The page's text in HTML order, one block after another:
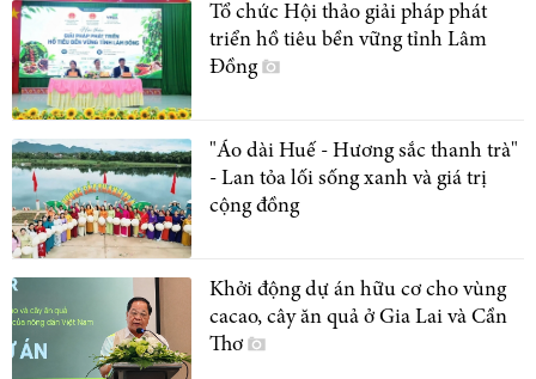
Tổ chức Hội thảo giải pháp phát
triển hồ tiêu bền vững tỉnh Lâm
Đồng
"Áo dài Huế - Hương sắc thanh trà"
- Lan tỏa lối sống xanh và giá trị
cộng đồng
Khởi động dự án hữu cơ cho vùng
cacao, cây ăn quả ở Gia Lai và Cần
Thơ